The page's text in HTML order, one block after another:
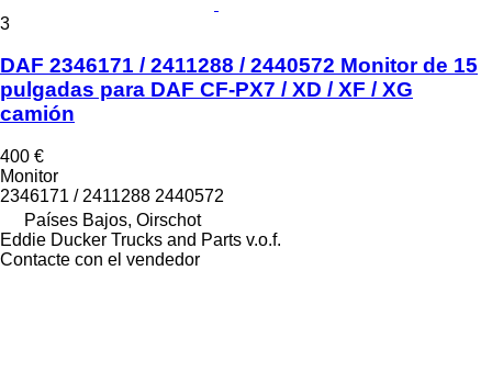
3
DAF 2346171 / 2411288 / 2440572 Monitor de 15
pulgadas para DAF CF-PX7 / XD / XF / XG
camión
400 €
Monitor
2346171 / 2411288 2440572
Países Bajos, Oirschot
Eddie Ducker Trucks and Parts v.o.f.
Contacte con el vendedor